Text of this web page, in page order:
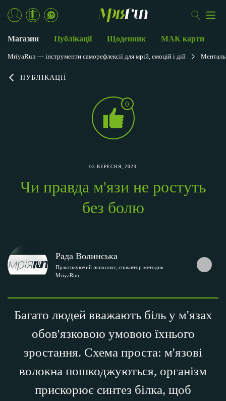
ПУБЛІКАЦІЇ
0
05 ВЕРЕСНЯ, 2023
Чи правда м'язи не ростуть
без болю
Рада Волинська
Практикуючий психолог, співавтор методик
MriyaRun
Багато людей вважають біль у м'язах
обов'язковою умовою їхнього
зростання. Схема проста: м'язові
волокна пошкоджуються, організм
прискорює синтез білка, щоб
Магазин Публікації Щоденник МАК карти
MriyaRun — інструменти саморефлексії для мрій, емоцій і дій